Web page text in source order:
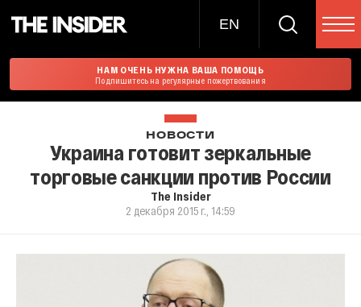
EN
НАМ ОЧЕНЬ НУЖНА ВАША ПОМОЩЬ
Подпишитесь на регулярные пожертвования
НОВОСТИ
Украина готовит зеркальные
торговые санкции против России
The Insider
2 декабря 2015 г., 14:59